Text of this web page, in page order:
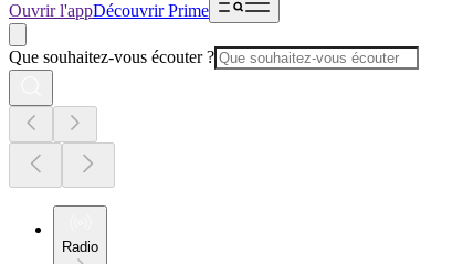
Ouvrir l'appDécouvrir Prime
Que souhaitez-vous écouter ?
Radio